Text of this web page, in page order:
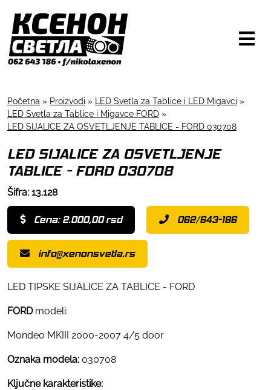
Početna » Proizvodi » LED Svetla za Tablice i LED Migavci »
LED Svetla za Tablice i Migavce FORD »
LED SIJALICE ZA OSVETLJENJE TABLICE - FORD 030708
LED SIJALICE ZA OSVETLJENJE
TABLICE - FORD 030708
Šifra: 13.128
Cena: 2.000,00 rsd 062/643-186
info@xenonsvetla.rs
LED TIPSKE SIJALICE ZA TABLICE - FORD
FORDmodeli:
Mondeo MKIII 2000-2007 4/5 door
Oznaka modela: 030708
Ključne karakteristike: